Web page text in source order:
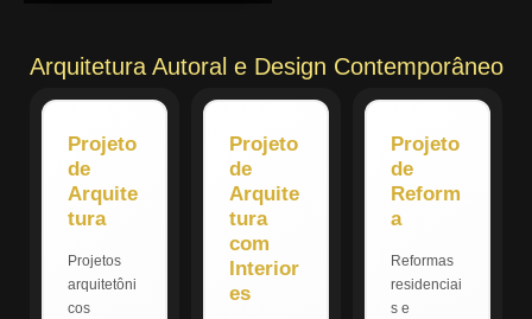
Arquitetura Autoral e Design Contemporâneo
Projeto
de
Arquite
tura
Projetos
arquitetôni
cos
Projeto
de
Arquite
tura
com
Interior
es
Projeto
de
Reform
a
Reformas
residenciai
s e